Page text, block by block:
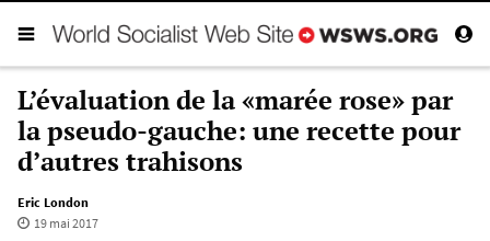
L’évaluation de la «marée rose» par
la pseudo-gauche: une recette pour
d’autres trahisons
Eric London
19 mai 2017